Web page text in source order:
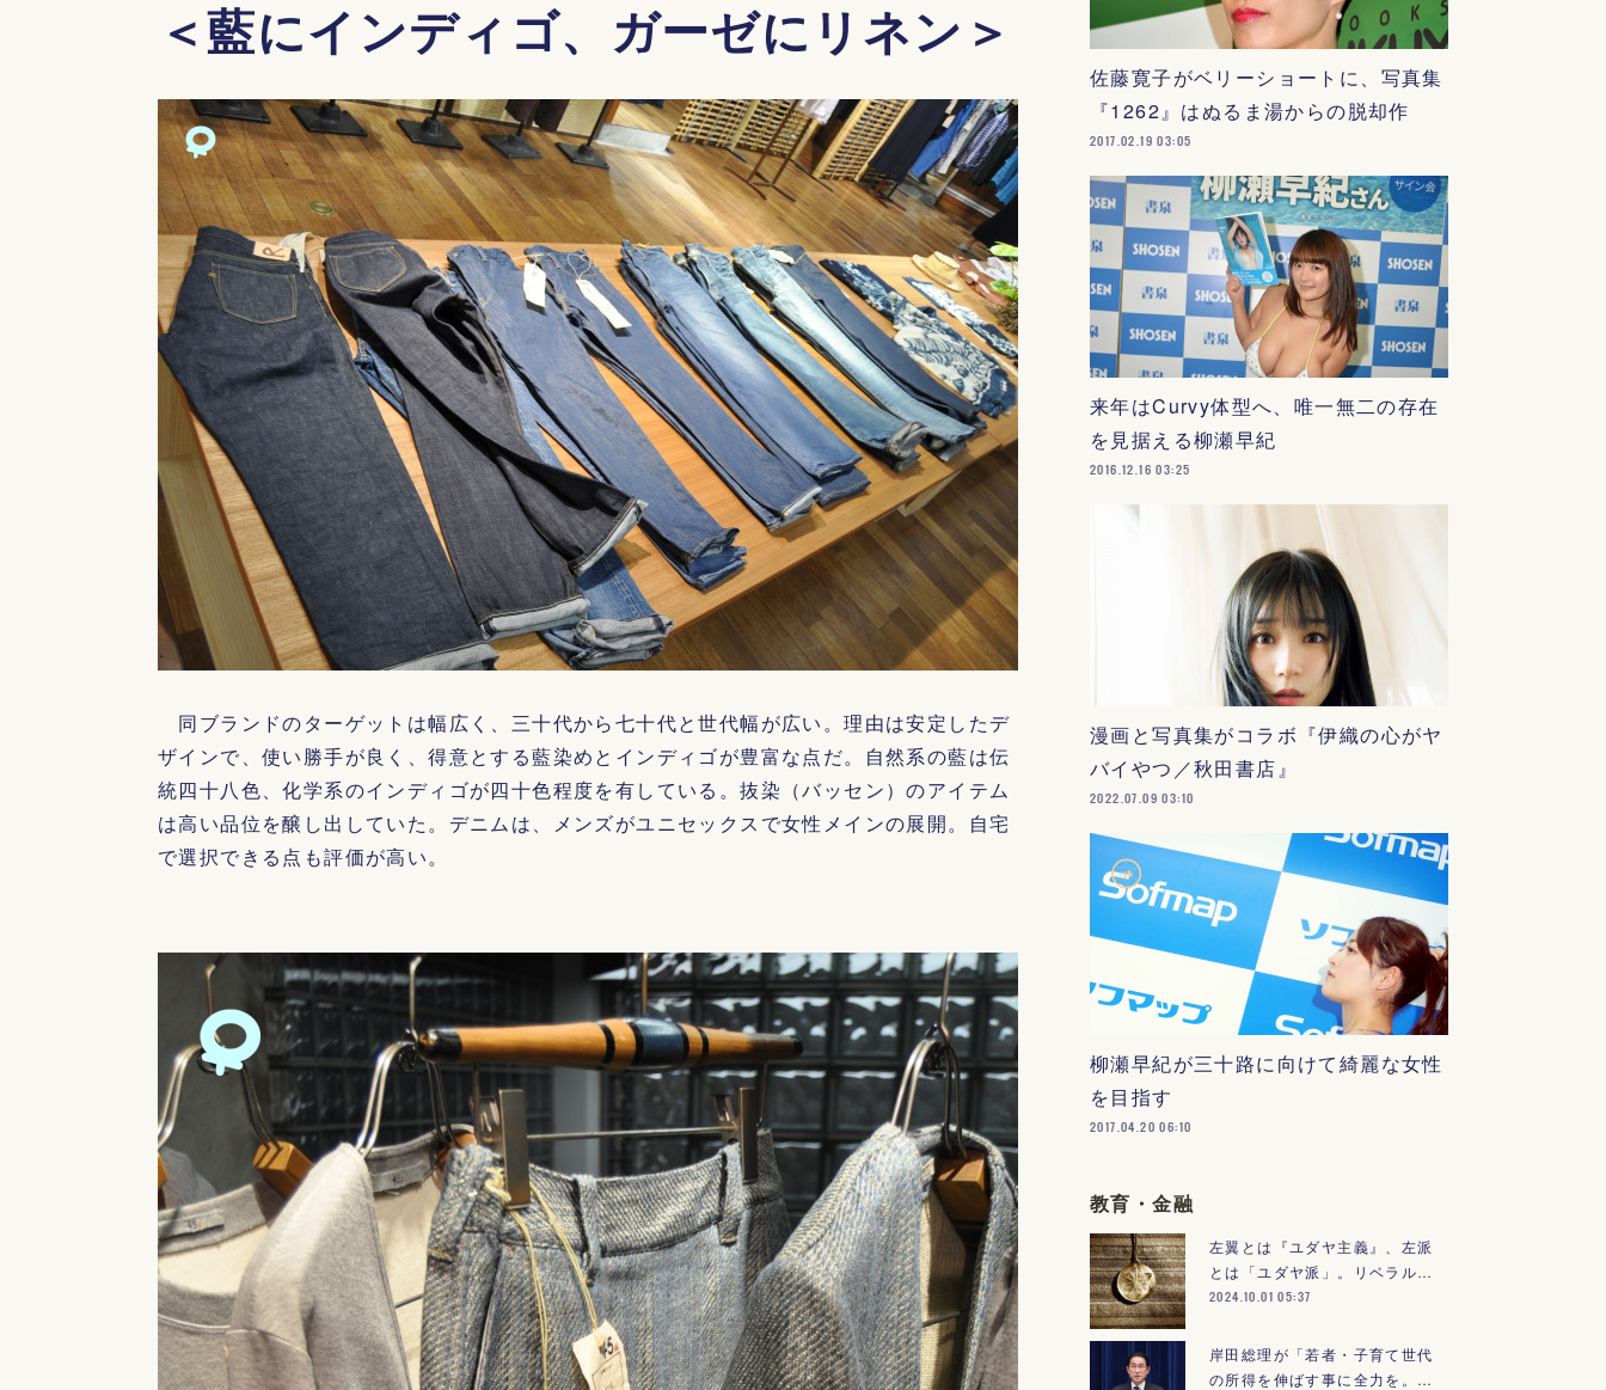
＜藍にインディゴ、ガーゼにリネン＞
同ブランドのターゲットは幅広く、三十代から七十代と世代幅が広い。理由は安定したデ
ザインで、使い勝手が良く、得意とする藍染めとインディゴが豊富な点だ。自然系の藍は伝
統四十八色、化学系のインディゴが四十色程度を有している。抜染（バッセン）のアイテム
は高い品位を醸し出していた。デニムは、メンズがユニセックスで女性メインの展開。自宅
で選択できる点も評価が高い。
佐藤寛子がベリーショートに、写真集
『1262』はぬるま湯からの脱却作
2017.02.19 03:05
来年はCurvy体型へ、唯一無二の存在
を見据える柳瀬早紀
2016.12.16 03:25
漫画と写真集がコラボ『伊織の心がヤ
バイやつ／秋田書店』
2022.07.09 03:10
柳瀬早紀が三十路に向けて綺麗な女性
を目指す
2017.04.20 06:10
教育・金融
左翼とは『ユダヤ主義』、左派
とは「ユダヤ派」。リベラル…
2024.10.01 05:37
岸田総理が「若者・子育て世代
の所得を伸ばす事に全力を。…